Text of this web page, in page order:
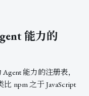
能力的
能力的注册表，
npm 之于 JavaScript